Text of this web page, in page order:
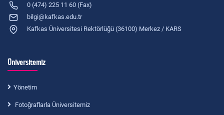
0 (474) 225 11 60 (Fax)
bilgi@kafkas.edu.tr
Kafkas Üniversitesi Rektörlüğü (36100) Merkez / KARS
Üniversitemiz
Yönetim
Fotoğraflarla Üniversitemiz